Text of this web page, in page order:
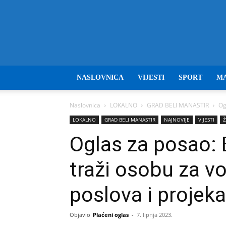
NASLOVNICA VIJESTI SPORT
Naslovnica LOKALNO GRAD BELI MANASTIR
LOKALNO GRAD BELI MANASTIR NAJNOVIJE VIJESTI
Oglas za posao:
traži osobu za
poslova i
Objavio Plaćeni oglas - 7. lipnja 2023.